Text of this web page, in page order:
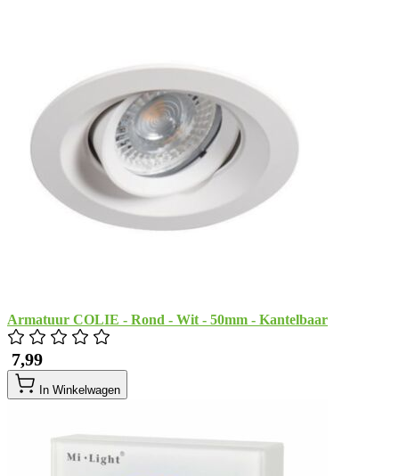
Armatuur COLIE - Rond - Wit - 50mm - Kantelbaar
​ 7,99
In Winkelwagen